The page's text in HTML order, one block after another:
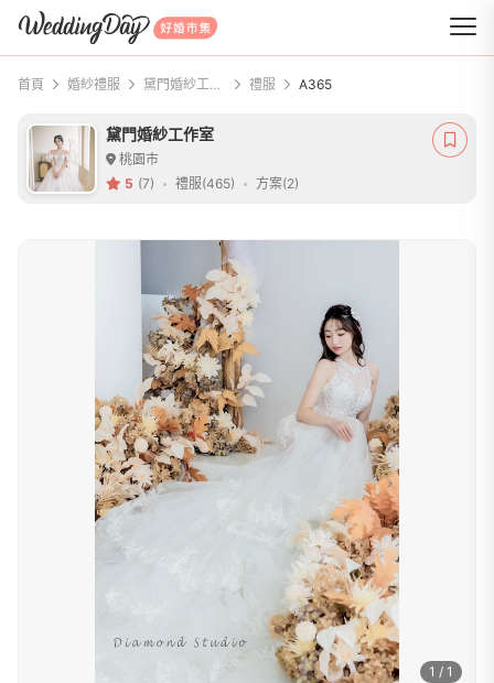
WeddingDay 好婚市集
首頁 婚紗禮服 黛門婚紗工作室 禮服 A365
黛門婚紗工作室
桃園市
5 (7) 禮服(465) 方案(2)
1 / 1